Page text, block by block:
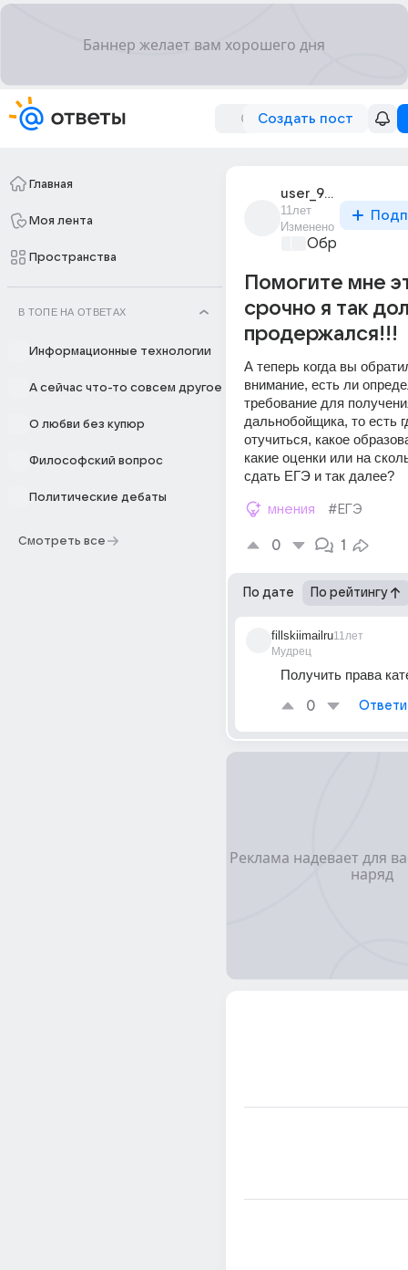
Создать пост
Главная
Моя лента
Пространства
В ТОПЕ НА ОТВЕТАХ
Информационные технологии
А сейчас что-то совсем другое
О любви без купюр
Философский вопрос
Политические дебаты
Смотреть все
user_96021837
11лет
Изменено
Помогите мне
срочно я так
продержался!!!
А теперь когда вы
внимание, есть ли
требование для
дальнобойщика, то есть
отучиться, какое
какие оценки или на
сдать ЕГЭ и так далее?
мнения #ЕГЭ
0 1
По дате По рейтингу
fillskiimailru
Мудрец
11лет
Получить права
0